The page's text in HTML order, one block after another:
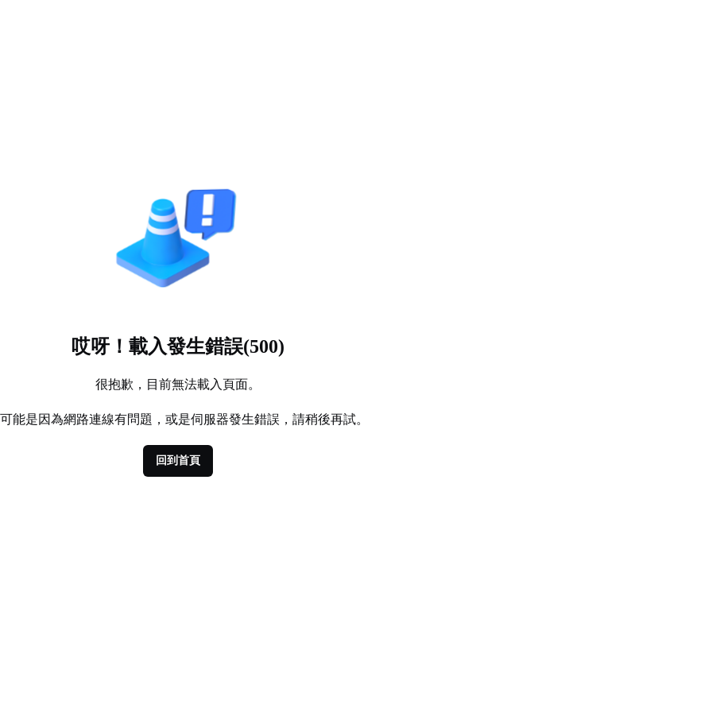
哎呀！載入發生錯誤(500)
很抱歉，目前無法載入頁面。
能是因為網路連線有問題，或是伺服器發生錯誤，請稍後再試。
回到首頁